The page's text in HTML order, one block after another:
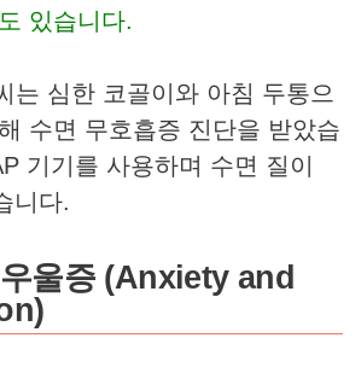
있습니다.
는 심한 코골이와 아침 두통으
수면 무호흡증 진단을 받았습
기기를 사용하며 수면 질이
니다.
울증 (Anxiety and